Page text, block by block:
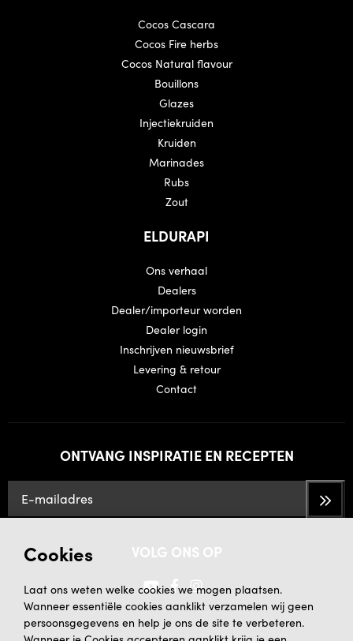
Cookies
Laat ons weten welke cookies we mogen plaatsen.
Wanneer essentiële cookies aanklikt verzamelen wij geen
persoonsgegevens en help je ons de site te verbeteren.
Cocos Cascara
Cocos Fire herbs
Cocos Natural flavour
Bouillons
Glazes
Injectiekruiden
Kruiden
Marinades
Rubs
Zout
ELDURAPI
Ons verhaal
Dealers
Dealer/importeur worden
Dealer login
Inschrijven nieuwsbrief
Levering & retour
Contact
ONTVANG INSPIRATIE EN RECEPTEN
VOLG ONS OP